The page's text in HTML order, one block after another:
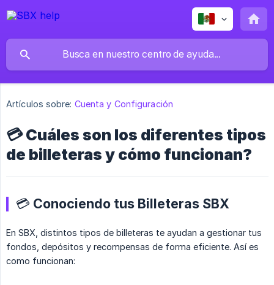
Artículos sobre: Cuenta y Configuración
💳 Cuáles son los diferentes tipos
de billeteras y cómo funcionan?
💳 Conociendo tus Billeteras SBX
En SBX, distintos tipos de billeteras te ayudan a gestionar tus
fondos, depósitos y recompensas de forma eficiente. Así es
como funcionan: